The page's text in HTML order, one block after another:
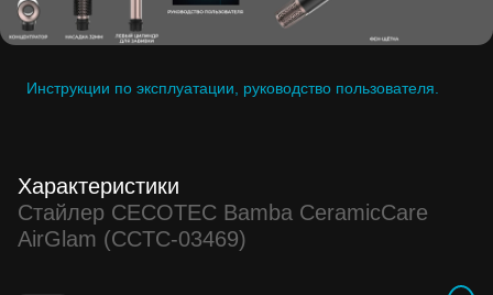
Инструкции по эксплуатации, руководство пользователя.
Характеристики
Стайлер CECOTEC Bamba CeramicCare
AirGlam (CCTC-03469)